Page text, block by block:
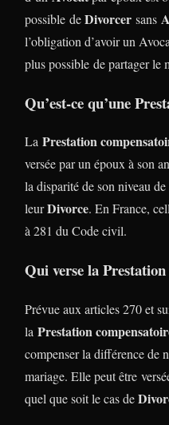
possible deDivorcer sans
l’obligation d’avoir un
plus possible de partager le
Qu’est-ce qu’une
La Prestation
versée par un époux à son
la disparité de son niveau
leurDivorce. En France,
à 281 du Code civil.
Qui verse la
Prévue aux articles 270 et
la Prestation
compenser la différence de
mariage. Elle peut être
quel que soit le cas de